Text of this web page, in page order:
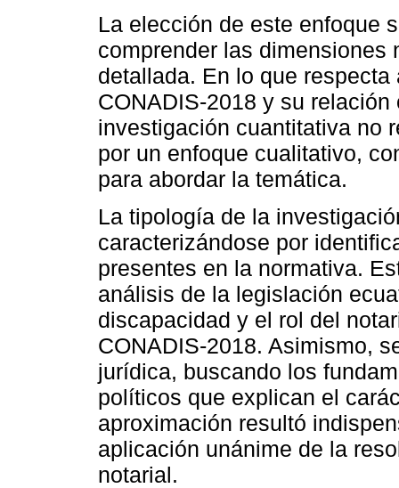
La elección de este enfoque
comprender las dimensiones
detallada. En lo que
CONADIS-2018 y su
investigación cuantitativa no
por un enfoque cualitativo,
para abordar la temática.
La tipología de la
caracterizándose por
presentes en la normativa.
análisis de la legislación
discapacidad y el rol del
CONADIS-2018. Asimismo,
jurídica, buscando los
políticos que explican el
aproximación resultó
aplicación unánime de la
notarial.